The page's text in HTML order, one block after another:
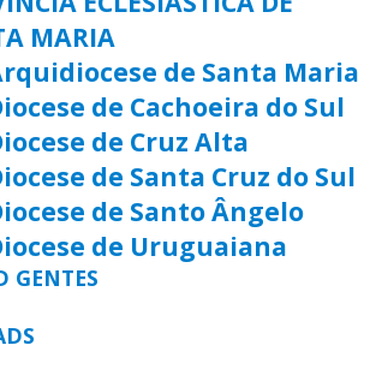
MARIA
de Santa Maria
de Cachoeira do Sul
de Cruz Alta
de Santa Cruz do Sul
de Santo Ângelo
de Uruguaiana
GENTES